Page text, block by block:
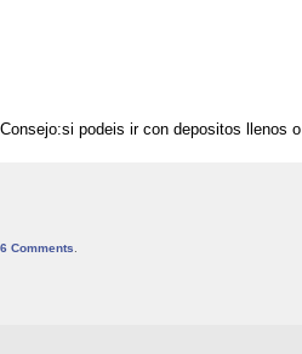
podeis ir con depositos llenos
Comments